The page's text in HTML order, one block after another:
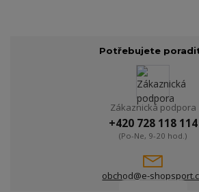
Potřebujete
Zákaznická podpora
+420 728 118 114
(Po-Ne, 9-20 hod.)
obchod@e-